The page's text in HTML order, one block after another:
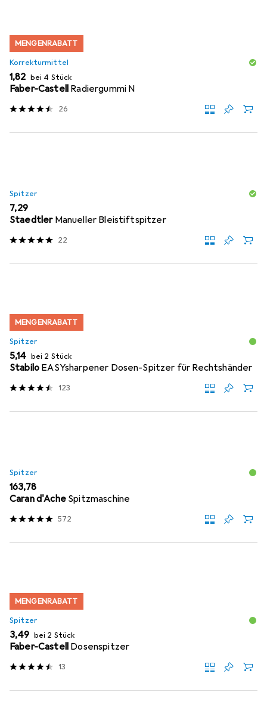
MENGENRABATT
Korrekturmittel
EUR
1,82 bei 4 Stück
Faber-Castell Radiergummi N
26
Spitzer
EUR
7,29
Staedtler Manueller Bleistiftspitzer
22
MENGENRABATT
Spitzer
EUR
5,14 bei 2 Stück
Stabilo EASYsharpener Dosen-Spitzer für Rechtshänder
123
Spitzer
EUR
163,78
Caran d'Ache Spitzmaschine
572
MENGENRABATT
Spitzer
EUR
3,49 bei 2 Stück
Faber-Castell Dosenspitzer
13